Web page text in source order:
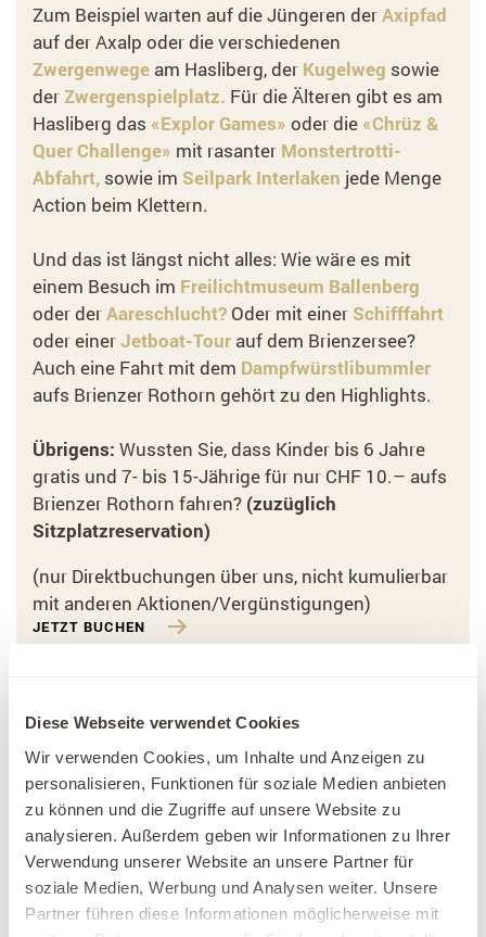
Diese Webseite verwendet Cookies
Wir verwenden Cookies, um Inhalte und Anzeigen zu
personalisieren, Funktionen für soziale Medien anbieten
zu können und die Zugriffe auf unsere Website zu
analysieren. Außerdem geben wir Informationen zu Ihrer
Verwendung unserer Website an unsere Partner für
soziale Medien, Werbung und Analysen weiter. Unsere
Partner führen diese Informationen möglicherweise mit
Zum Beispiel warten auf die Jüngeren derAxipfad
auf der Axalp oder die verschiedenen
Zwergenwege am Hasliberg, der Kugelweg sowie
derZwergenspielplatz. Für die Älteren gibt es am
Hasliberg das «Explor Games» oder die «Chrüz &
Quer Challenge» mit rasanter Monstertrotti-
Abfahrt, sowie im Seilpark Interlaken jede Menge
Action beim Klettern.
Und das ist längst nicht alles: Wie wäre es mit
einem Besuch im Freilichtmuseum Ballenberg
oder derAareschlucht? Oder mit einer Schifffahrt
oder einerJetboat-Tour auf dem Brienzersee?
Auch eine Fahrt mit dem Dampfwürstlibummler
aufs Brienzer Rothorn gehört zu den Highlights.
Übrigens: Wussten Sie, dass Kinder bis 6 Jahre
gratis und 7- bis 15-Jährige für nur CHF 10.– aufs
Brienzer Rothorn fahren? (zuzüglich
Sitzplatzreservation)
(nur Direktbuchungen über uns, nicht kumulierbar
mit anderen Aktionen/Vergünstigungen)
JETZT BUCHEN